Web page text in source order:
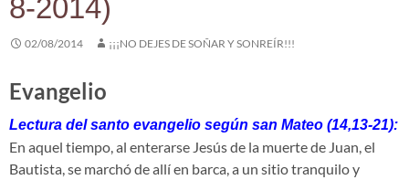
8-2014)
02/08/2014 ¡¡¡NO DEJES DE SOÑAR Y SONREÍR!!!
Evangelio
Lectura del santo evangelio según san Mateo (14,13-21):
En aquel tiempo, al enterarse Jesús de la muerte de Juan, el
Bautista, se marchó de allí en barca, a un sitio tranquilo y